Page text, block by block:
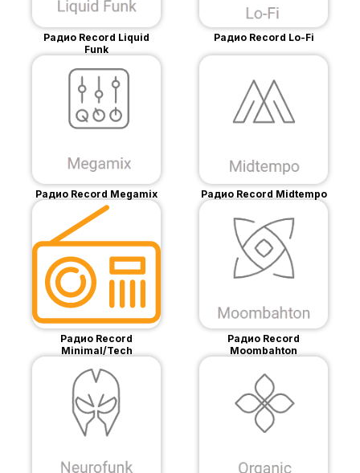
Радио Record Liquid
Funk
Радио Record Lo-Fi
Радио Record Megamix Радио Record Midtempo
Радио Record
Minimal/Tech
Радио Record
Moombahton